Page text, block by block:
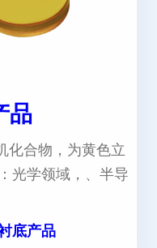
品
化合物，为黄色立
光学领域，、半导
底产品